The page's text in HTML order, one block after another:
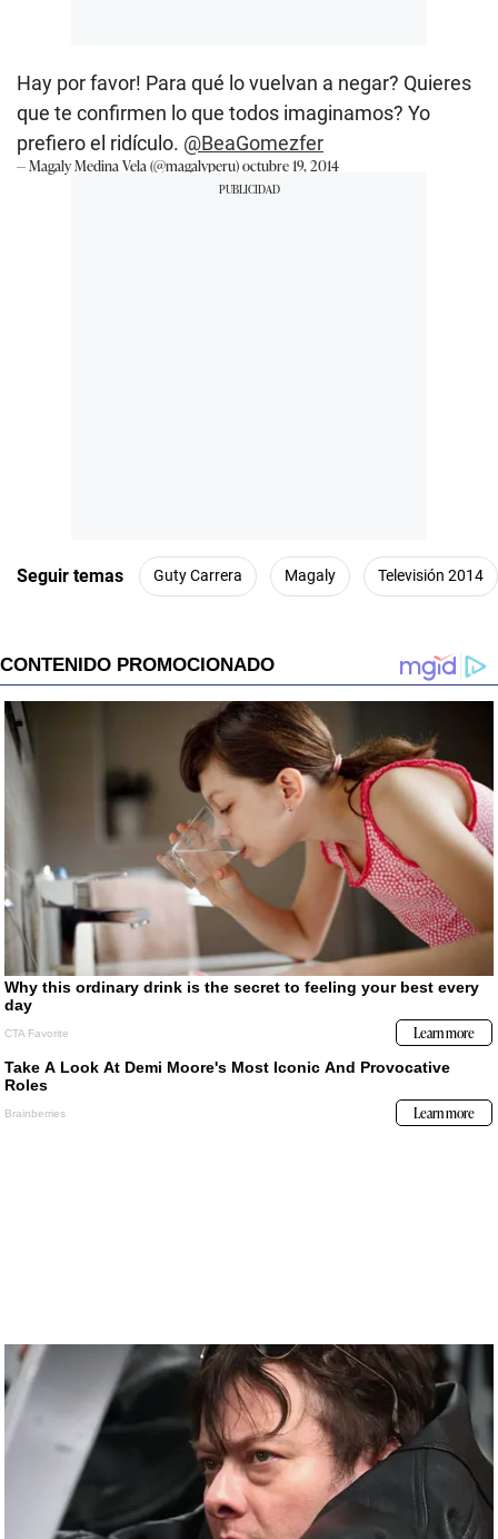
Hay por favor! Para qué lo vuelvan a negar? Quieres
que te confirmen lo que todos imaginamos? Yo
prefiero el ridículo. @BeaGomezfer
— Magaly Medina Vela (@magalyperu)octubre 19, 2014
Seguir temas Guty Carrera Magaly Televisión 2014